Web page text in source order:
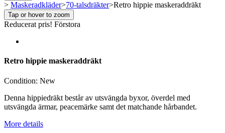
> Maskeradkläder>70-talsdräkter>Retro hippie maskeraddräkt
Tap or hover to zoom
Reducerat pris! Förstora
Retro hippie maskeraddräkt
Condition: New
Denna hippiedräkt består av utsvängda byxor, överdel med
utsvängda ärmar, peacemärke samt det matchande hårbandet.
More details